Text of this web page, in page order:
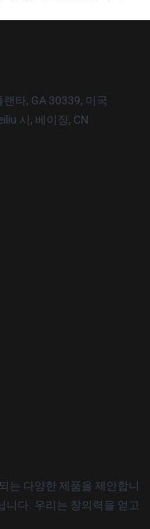
타, GA 30339, 미국
시, 베이징, CN
는 다양한 제품을 제안합니
니다. 우리는 창의력을 얻고